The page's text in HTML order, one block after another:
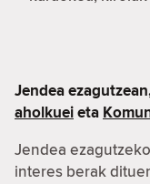
Jendea
aholkueieta
Jendea
interes berak